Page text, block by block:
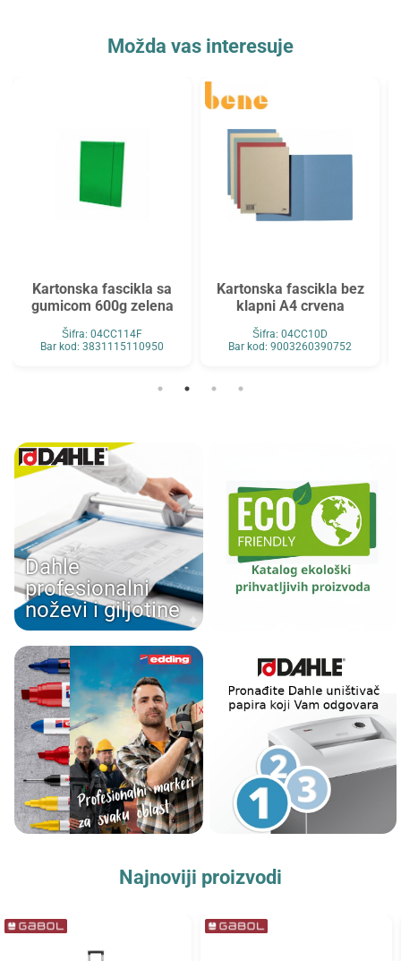
Možda vas interesuje
Kartonska fascikla sa
gumicom 600g zelena
Šifra: 04CC114F
Bar kod: 3831115110950
Kartonska fascikla bez
klapni A4 crvena
Šifra: 04CC10D
Bar kod: 9003260390752
Dahle
profesionalni
noževi i giljotine
Najnoviji proizvodi